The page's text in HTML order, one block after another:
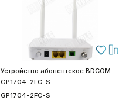
Устройство абонентское BDCOM
GP1704-2FC-S
GP1704-2FC-S